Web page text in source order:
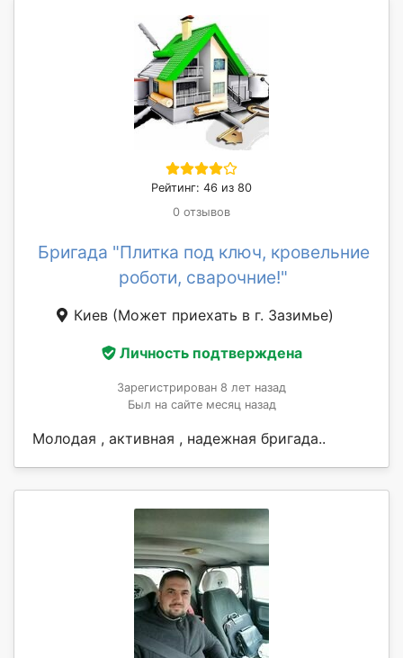
Рейтинг: 46 из 80
0 отзывов
Бригада "Плитка под ключ, кровельние
роботи, сварочние!"
Киев (Может приехать в г. Зазимье)
Личность подтверждена
Зарегистрирован 8 лет назад
Был на сайте месяц назад
Молодая , активная , надежная бригада..